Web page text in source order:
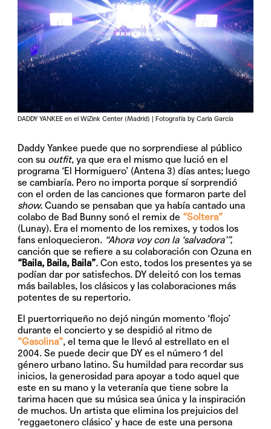
DADDY YANKEE en el WiZink Center (Madrid) | Fotografía by Carla García
Daddy Yankee puede que no sorprendiese al público
con su outfit, ya que era el mismo que lució en el
programa ‘El Hormiguero’ (Antena 3) días antes; luego
se cambiaría. Pero no importa porque sí sorprendió
con el orden de las canciones que formaron parte del
show. Cuando se pensaban que ya había cantado una
colabo de Bad Bunny sonó el remix de “Soltera”
(Lunay). Era el momento de los remixes, y todos los
fans enloquecieron. “Ahora voy con la ‘salvadora’”,
canción que se refiere a su colaboración con Ozuna en
“Baila, Baila, Baila”. Con esto, todos los presentes ya se
podían dar por satisfechos. DY deleitó con los temas
más bailables, los clásicos y las colaboraciones más
potentes de su repertorio.
El puertorriqueño no dejó ningún momento ‘flojo’
durante el concierto y se despidió al ritmo de
“Gasolina”, el tema que le llevó al estrellato en el
2004. Se puede decir que DY es el número 1 del
género urbano latino. Su humildad para recordar sus
inicios, la generosidad para apoyar a todo aquel que
este en su mano y la veteranía que tiene sobre la
tarima hacen que su música sea única y la inspiración
de muchos. Un artista que elimina los prejuicios del
‘reggaetonero clásico’ y hace de este una persona